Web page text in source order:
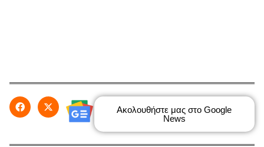
Ακολουθήστε μας στο Google
News